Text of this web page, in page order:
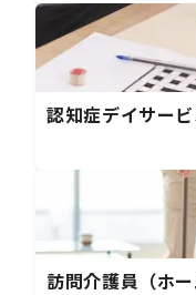
認知症デイサービ
訪問介護員（ホー